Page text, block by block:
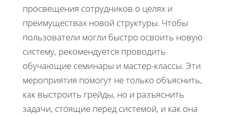
просвещения сотрудников о целях и
преимуществах новой структуры. Чтобы
пользователи могли быстро освоить новую
систему, рекомендуется проводить
обучающие семинары и мастер-классы. Эти
мероприятия помогут не только объяснить,
как выстроить грейды, но и разъяснить
задачи, стоящие перед системой, и как она